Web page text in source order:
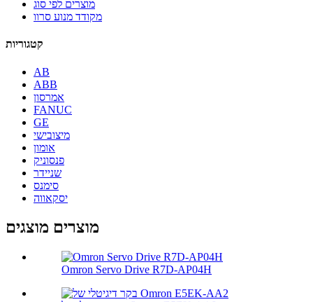
מוצרים לפי סוג
מקודד מנוע סרוו
קטגוריות
AB
ABB
אמרסון
FANUC
GE
מיצובישי
אומון
פנסוניק
שניידר
סימנס
יסקאווה
מוצרים מוצגים
Omron Servo Drive R7D-AP04H